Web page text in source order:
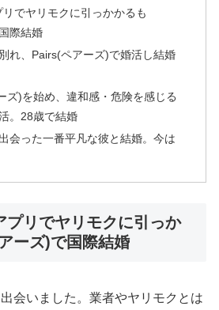
でヤリモクに引っかかるも
際結婚
れ、Pairs(ペアーズ)で婚活し結婚
ズ)を始め、違和感・危険を感じる
。28歳で結婚
会った一番平凡な彼と結婚。今は
プリでヤリモクに引っか
ーズ)で国際結婚
会いました。業者やヤリモクとは